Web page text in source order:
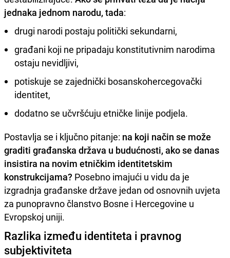
jednaka jednom narodu, tada:
drugi narodi postaju politički sekundarni,
građani koji ne pripadaju konstitutivnim narodima
ostaju nevidljivi,
potiskuje se zajednički bosanskohercegovački
identitet,
dodatno se učvršćuju etničke linije podjela.
Postavlja se i ključno pitanje: na koji način se može
graditi građanska država u budućnosti, ako se danas
insistira na novim etničkim identitetskim
konstrukcijama? Posebno imajući u vidu da je
izgradnja građanske države jedan od osnovnih uvjeta
za punopravno članstvo Bosne i Hercegovine u
Evropskoj uniji.
Razlika između identiteta i pravnog
subjektiviteta